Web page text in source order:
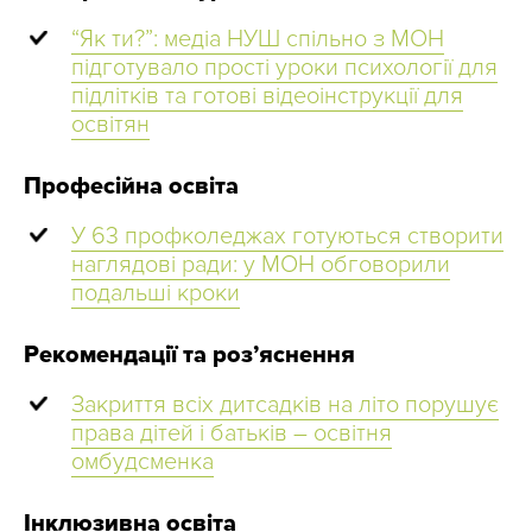
“Як ти?”: медіа НУШ спільно з МОН
підготувало прості уроки психології для
підлітків та готові відеоінструкції для
освітян
Професійна освіта
У 63 профколеджах готуються створити
наглядові ради: у МОН обговорили
подальші кроки
Рекомендації та роз’яснення
Закриття всіх дитсадків на літо порушує
права дітей і батьків – освітня
омбудсменка
Інклюзивна освіта